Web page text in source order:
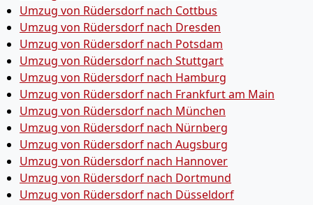
Umzug von Rüdersdorf nach Cottbus
Umzug von Rüdersdorf nach Dresden
Umzug von Rüdersdorf nach Potsdam
Umzug von Rüdersdorf nach Stuttgart
Umzug von Rüdersdorf nach Hamburg
Umzug von Rüdersdorf nach Frankfurt am Main
Umzug von Rüdersdorf nach München
Umzug von Rüdersdorf nach Nürnberg
Umzug von Rüdersdorf nach Augsburg
Umzug von Rüdersdorf nach Hannover
Umzug von Rüdersdorf nach Dortmund
Umzug von Rüdersdorf nach Düsseldorf